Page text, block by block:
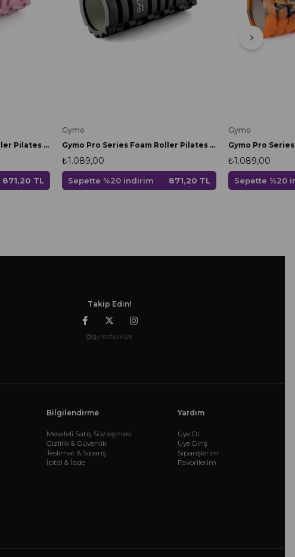
Gymo Pro Series Foam Roller Pilates Masaj Rulosu Pembe
871,20 TL
Gymo
Gymo Pro Series Foam Roller Pilates Masaj Rulosu Siyah
₺1.089,00
Sepette %20 indirim 871,20 TL
Gymo
₺1.089,00
Sepette %20
Takip Edin!
@gymoturkiye
Bilgilendirme
Mesafeli Satış Sözleşmesi
Gizlilik & Güvenlik
Teslimat & Sipariş
İptal & İade
Yardım
Üye Ol
Üye Giriş
Siparişlerim
Favorilerim